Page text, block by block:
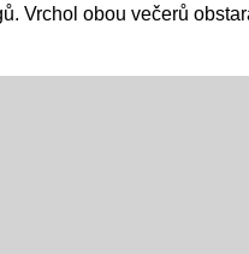
Vrchol obou večerů
rulety až po moderní
V...